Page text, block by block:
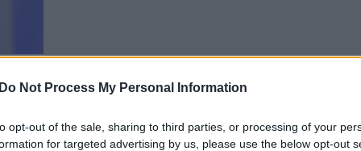
Do Not Process My Personal Information
opt-out of the sale, sharing to third parties, or processing of your
for targeted advertising by us, please use the below opt-out
00:41:26
trenks durimis:
Lietuva tiesiogiai
pozicijai: pas jį „lapai balti“